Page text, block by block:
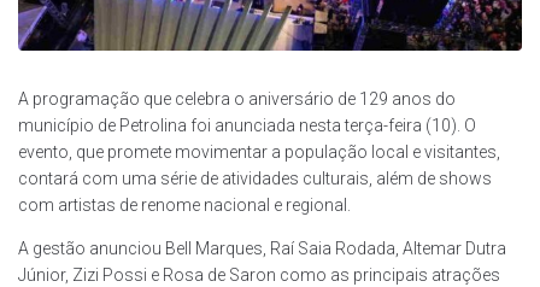
A programação que celebra o aniversário de 129 anos do
município de Petrolina foi anunciada nesta terça-feira (10). O
evento, que promete movimentar a população local e visitantes,
contará com uma série de atividades culturais, além de shows
com artistas de renome nacional e regional.
A gestão anunciou Bell Marques, Raí Saia Rodada, Altemar Dutra
Júnior, Zizi Possi e Rosa de Saron como as principais atrações